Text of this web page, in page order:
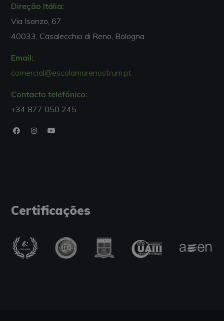
Direção Itália:
Via Isonzo, 67
40033, Casalecchio di Reno, Bologna
Email:
comercial@escolamarenostrum.pt
Contacto telefónico:
+34 877 050 245
Certificações